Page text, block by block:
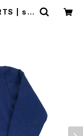
| st.